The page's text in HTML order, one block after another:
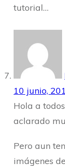
tutorial…
10 junio,
Hola a
aclarado
Pero aun
imágenes